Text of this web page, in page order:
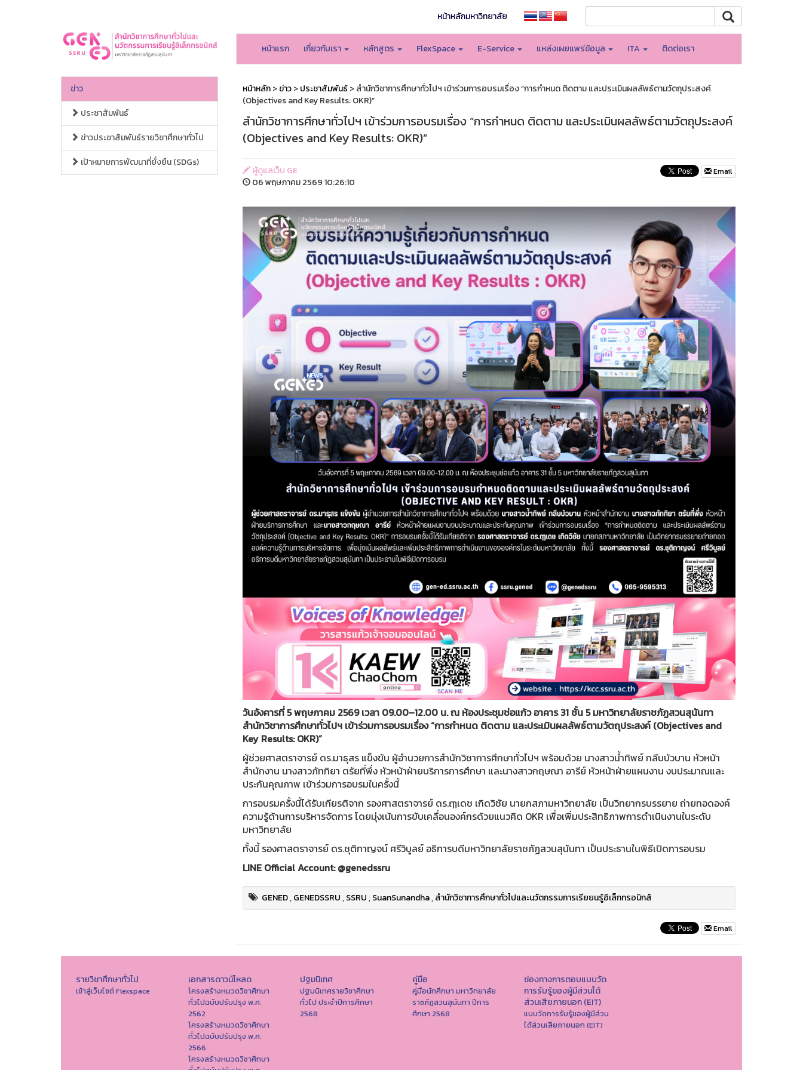
หน้าหลักมหาวิทยาลัย
หน้าแรก เกี่ยวกับเรา หลักสูตร FlexSpace E-Service แหล่งเผยแพร่ข้อมูล ITA ติดต่อเรา
ข่าว
ประชาสัมพันธ์
ข่าวประชาสัมพันธ์รายวิชาศึกษาทั่วไป
เป้าหมายการพัฒนาที่ยั่งยืน (SDGs)
หน้าหลัก>ข่าว>ประชาสัมพันธ์> สำนักวิชาการศึกษาทั่วไปฯ เข้าร่วมการอบรมเรื่อง “การกำหนด ติดตาม และประเมินผลลัพธ์ตามวัตถุประสงค์
(Objectives and Key Results: OKR)”
สำนักวิชาการศึกษาทั่วไปฯ เข้าร่วมการอบรมเรื่อง “การกำหนด ติดตาม และประเมินผลลัพธ์ตามวัตถุประสงค์
(Objectives and Key Results: OKR)”
ผู้ดูแลเว็บ GE
06 พฤษภาคม 2569 10:26:10
Email
วันอังคารที่ 5 พฤษภาคม 2569 เวลา 09.00–12.00 น. ณ ห้องประชุมช่อแก้ว อาคาร 31 ชั้น 5 มหาวิทยาลัยราชภัฏสวนสุนันทา
สำนักวิชาการศึกษาทั่วไปฯ เข้าร่วมการอบรมเรื่อง “การกำหนด ติดตาม และประเมินผลลัพธ์ตามวัตถุประสงค์ (Objectives and
Key Results: OKR)”
ผู้ช่วยศาสตราจารย์ ดร.มาธุสร แข็งขัน ผู้อำนวยการสำนักวิชาการศึกษาทั่วไปฯ พร้อมด้วย นางสาวน้ำทิพย์ กลีบบัวบาน หัวหน้า
สำนักงาน นางสาวภัททิยา ตรัยที่พึ่ง หัวหน้าฝ่ายบริการการศึกษา และนางสาวกฤษณา อารีย์ หัวหน้าฝ่ายแผนงาน งบประมาณและ
ประกันคุณภาพ เข้าร่วมการอบรมในครั้งนี้
การอบรมครั้งนี้ได้รับเกียรติจาก รองศาสตราจารย์ ดร.ฤๅเดช เกิดวิชัย นายกสภามหาวิทยาลัย เป็นวิทยากรบรรยาย ถ่ายทอดองค์
ความรู้ด้านการบริหารจัดการ โดยมุ่งเน้นการขับเคลื่อนองค์กรด้วยแนวคิด OKR เพื่อเพิ่มประสิทธิภาพการดำเนินงานในระดับ
มหาวิทยาลัย
ทั้งนี้ รองศาสตราจารย์ ดร.ชุติกาญจน์ ศรีวิบูลย์ อธิการบดีมหาวิทยาลัยราชภัฏสวนสุนันทา เป็นประธานในพิธีเปิดการอบรม
LINE Official Account: @genedssru
GENED,GENEDSSRU,SSRU,SuanSunandha,สำนักวิชาการศึกษาทั่วไปและนวัตกรรมการเรียยนรู้อิเล็กทรอนิกส์
Email
รายวิชาศึกษาทั่วไป
เข้าสู่เว็บไซต์ Flexspace
เอกสารดาวน์โหลด
โครงสร้างหมวดวิชาศึกษา
ทั่วไปฉบับปรับปรุง พ.ศ.
2562
โครงสร้างหมวดวิชาศึกษา
ทั่วไปฉบับปรับปรุง พ.ศ.
2566
โครงสร้างหมวดวิชาศึกษา
ปฐมนิเทศ
ปฐมนิเทศรายวิชาศึกษา
ทั่วไป ประจำปีการศึกษา
2568
คู่มือ
คู่มือนักศึกษา มหาวิทยาลัย
ราชภัฏสวนสุนันทา ปีการ
ศึกษา 2568
ช่องทางการตอบแบบวัด
การรับรู้ของผู้มีส่วนได้
ส่วนเสียภายนอก (EIT)
แบบวัดการรับรู้ของผู้มีส่วน
ได้ส่วนเสียภายนอก (EIT)